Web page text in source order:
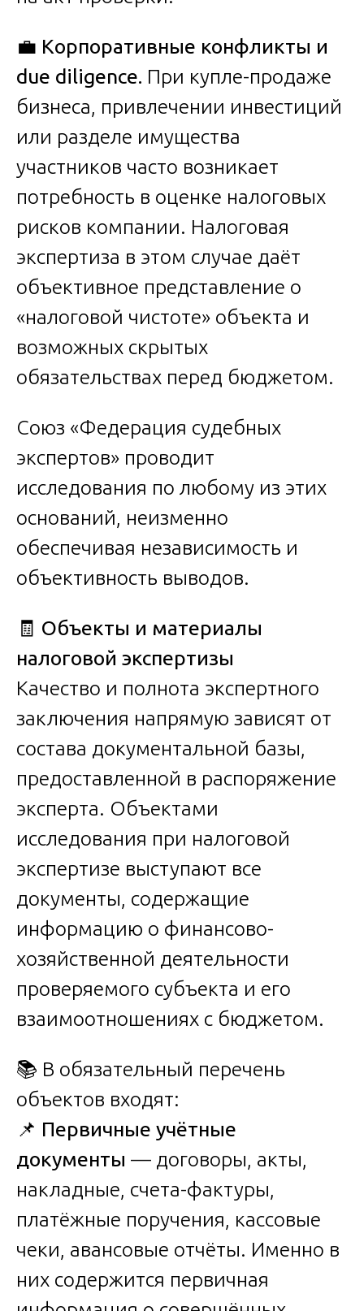
💼 Корпоративные конфликты и
due diligence. При купле-продаже
бизнеса, привлечении инвестиций
или разделе имущества
участников часто возникает
потребность в оценке налоговых
рисков компании. Налоговая
экспертиза в этом случае даёт
объективное представление о
«налоговой чистоте» объекта и
возможных скрытых
обязательствах перед бюджетом.
Союз «Федерация судебных
экспертов» проводит
исследования по любому из этих
оснований, неизменно
обеспечивая независимость и
объективность выводов.
🧾 Объекты и материалы
налоговой экспертизы
Качество и полнота экспертного
заключения напрямую зависят от
состава документальной базы,
предоставленной в распоряжение
эксперта. Объектами
исследования при налоговой
экспертизе выступают все
документы, содержащие
информацию о финансово-
хозяйственной деятельности
проверяемого субъекта и его
взаимоотношениях с бюджетом.
📚 В обязательный перечень
объектов входят:
📌 Первичные учётные
документы — договоры, акты,
накладные, счета-фактуры,
платёжные поручения, кассовые
чеки, авансовые отчёты. Именно в
них содержится первичная